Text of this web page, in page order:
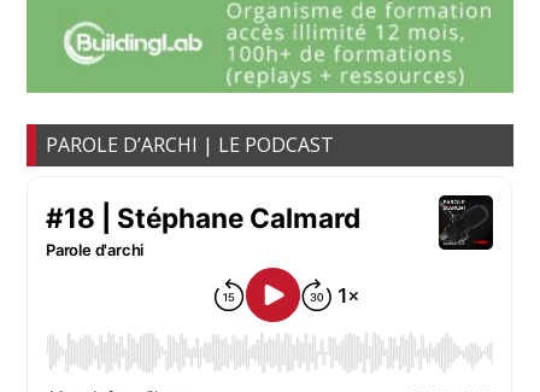
PAROLE D’ARCHI | LE PODCAST